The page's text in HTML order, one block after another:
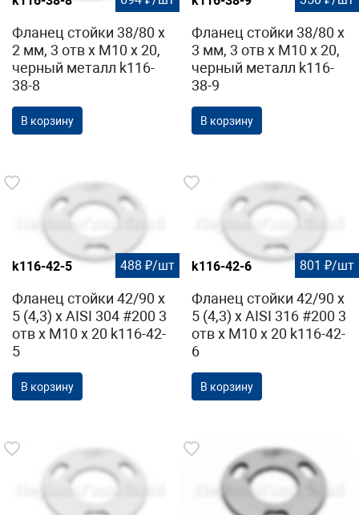
Фланец стойки 38/80 х
2 мм, 3 отв х М10 х 20,
черный металл k116-
38-8
В корзину
Фланец стойки 38/80 х
3 мм, 3 отв х М10 х 20,
черный металл k116-
38-9
В корзину
k116-42-5 488 ₽/шт
Фланец стойки 42/90 х
5 (4,3) х AISI 304 #200 3
отв х М10 х 20 k116-42-
5
В корзину
k116-42-6 801 ₽/шт
Фланец стойки 42/90 х
5 (4,3) х AISI 316 #200 3
отв х М10 х 20 k116-42-
6
В корзину